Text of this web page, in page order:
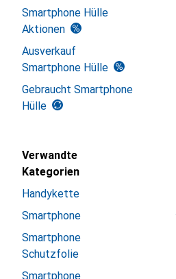
Smartphone Hülle
Aktionen
Ausverkauf
Smartphone Hülle
Gebraucht Smartphone
Hülle
Verwandte
Kategorien
Handykette
Smartphone
Smartphone
Schutzfolie
Smartphone